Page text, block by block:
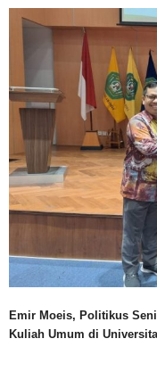
Emir Moeis, Politikus
Kuliah Umum di